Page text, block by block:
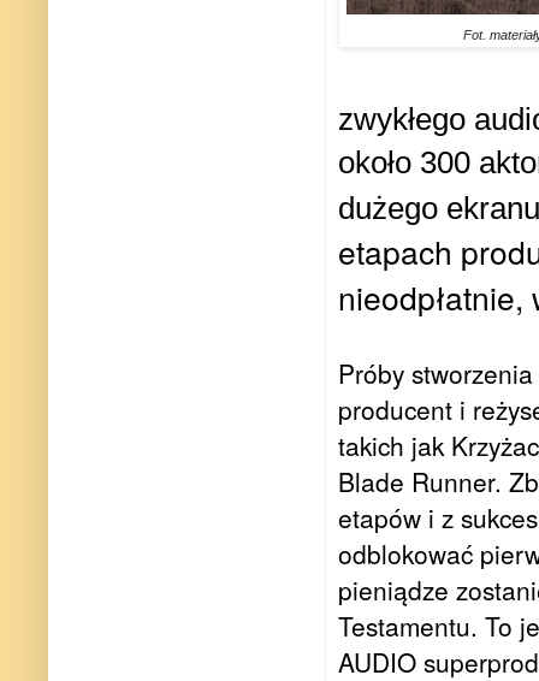
Fot.
zwykłego
około 300
dużego
etapach
nieodpłatnie,
Próby
producent i
takich jak
Blade Runner.
etapów i z
odblokować
pieniądze
Testamentu. To
AUDIO